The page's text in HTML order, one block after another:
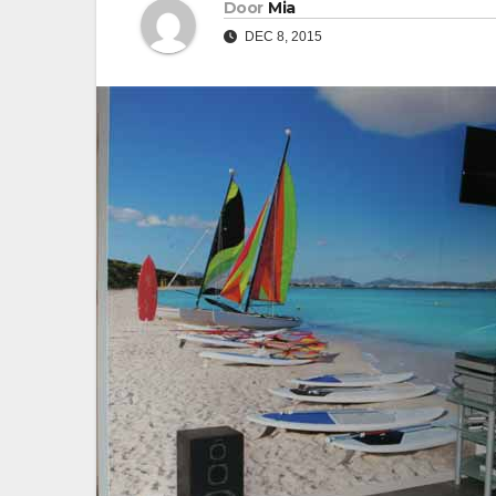
Door Mia
DEC 8, 2015